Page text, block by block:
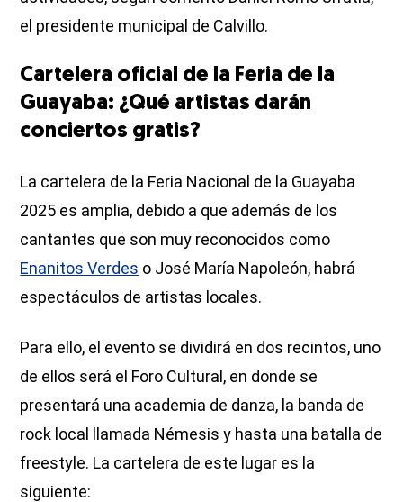
el presidente municipal de Calvillo.
Cartelera oficial de la Feria de la
Guayaba: ¿Qué artistas darán
conciertos gratis?
La cartelera de la Feria Nacional de la Guayaba
2025 es amplia, debido a que además de los
cantantes que son muy reconocidos como
Enanitos Verdes o José María Napoleón, habrá
espectáculos de artistas locales.
Para ello, el evento se dividirá en dos recintos, uno
de ellos será el Foro Cultural, en donde se
presentará una academia de danza, la banda de
rock local llamada Némesis y hasta una batalla de
freestyle. La cartelera de este lugar es la
siguiente: